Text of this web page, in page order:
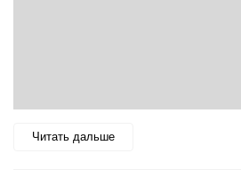
Читать дальше